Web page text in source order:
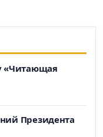
«Читающая
Президента